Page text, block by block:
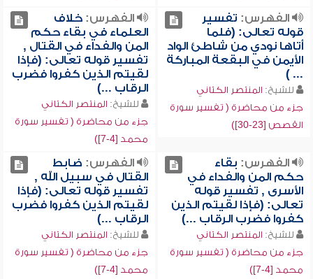
الفهرس: تفسير
قوله تعالى: (فلما
أتاها نودي من شاطئ الواد
الأيمن في البقعة المباركة
... )
للشيخ: المنتصر الكتاني
جزء من محاضرة ( تفسير سورة
القصص [23-30])
الفهرس:خلاف
العلماء في بقاء حكم
المن والفداء في القتال ,
تفسير قوله تعالى: (فإذا
لقيتم الذين كفروا فضرب
الرقاب ...)
للشيخ: المنتصر الكتاني
جزء من محاضرة ( تفسير سورة
محمد [4-7])
الفهرس: بقاء
حكم المن والفداء في
الأسرى , تفسير قوله
تعالى: (فإذا لقيتم الذين
كفروا فضرب الرقاب ...)
للشيخ: المنتصر الكتاني
جزء من محاضرة ( تفسير سورة
محمد [4-7])
الفهرس: ضابط
القتال في سبيل الله ,
تفسير قوله تعالى: (فإذا
لقيتم الذين كفروا فضرب
الرقاب ...)
للشيخ: المنتصر الكتاني
جزء من محاضرة ( تفسير سورة
محمد [4-7])